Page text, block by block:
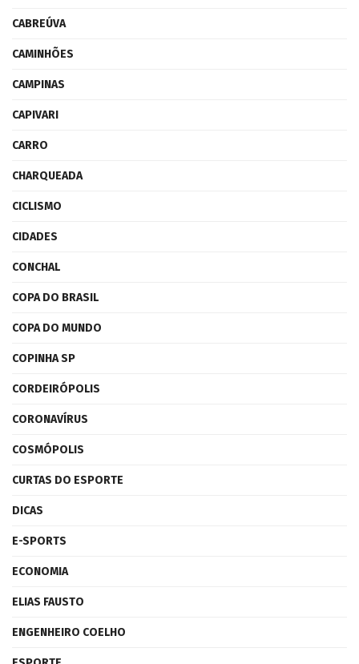
CABREÚVA
CAMINHÕES
CAMPINAS
CAPIVARI
CARRO
CHARQUEADA
CICLISMO
CIDADES
CONCHAL
COPA DO BRASIL
COPA DO MUNDO
COPINHA SP
CORDEIRÓPOLIS
CORONAVÍRUS
COSMÓPOLIS
CURTAS DO ESPORTE
DICAS
E-SPORTS
ECONOMIA
ELIAS FAUSTO
ENGENHEIRO COELHO